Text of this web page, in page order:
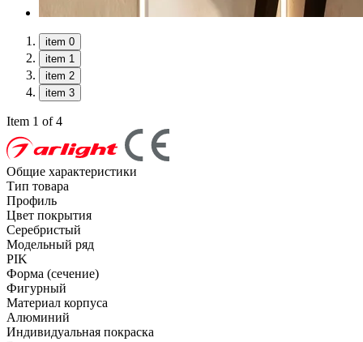
item 0
item 1
item 2
item 3
Item 1 of 4
Общие характеристики
Тип товара
Профиль
Цвет покрытия
Серебристый
Модельный ряд
PIK
Форма (сечение)
Фигурный
Материал корпуса
Алюминий
Индивидуальная покраска